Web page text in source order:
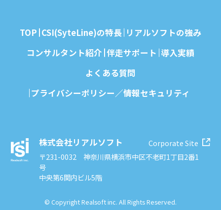
TOP CSI(SyteLine)の特⻑ リアルソフトの強み
コンサルタント紹介 伴走サポート 導入実績
よくある質問
プライバシーポリシー／情報セキュリティ
株式会社リアルソフト
〒231-0032 神奈川県横浜市中区不老町1丁目2番1
号
中央第6関内ビル5階
Corporate Site
© Copyright Realsoft inc. All Rights Reserved.